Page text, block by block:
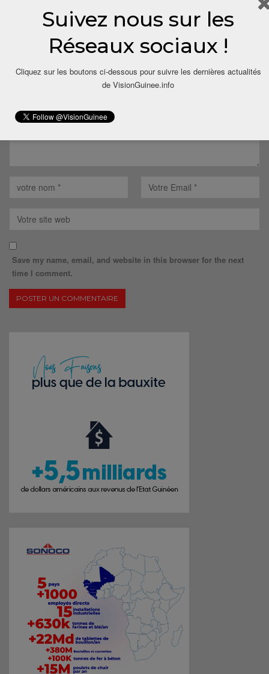
LAISSER UN COMMENTAIRE
Votre adresse email ne sera pas publiée.
Save my name, email, and website in this browser for the next
time I comment.
Suivez nous sur les
Réseaux sociaux !
Cliquez sur les boutons ci-dessous pour suivre les dernières actualités
de VisionGuinee.info